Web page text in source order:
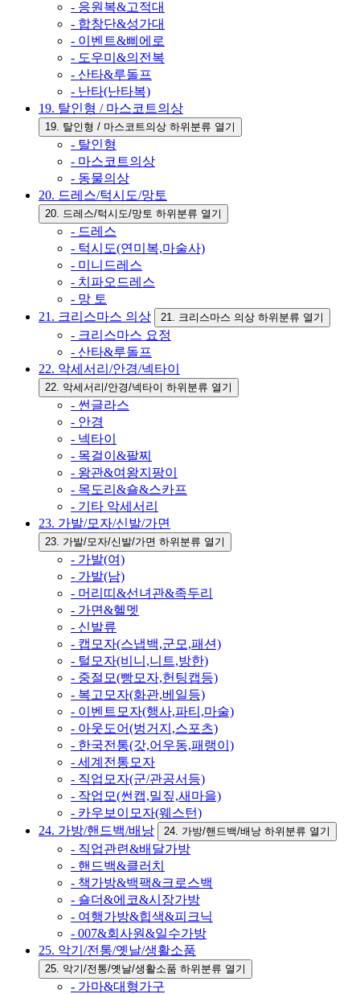
- 응원복&고적대
- 합창단&성가대
- 이벤트&삐에로
- 도우미&의전복
- 산타&루돌프
- 난타(난타복)
19. 탈인형 / 마스코트의상
19. 탈인형 / 마스코트의상 하위분류 열기
- 탈인형
- 마스코트의상
- 동물의상
20. 드레스/턱시도/망토
20. 드레스/턱시도/망토 하위분류 열기
- 드레스
- 턱시도(연미복,마술사)
- 미니드레스
- 치파오드레스
- 망 토
21. 크리스마스 의상
21. 크리스마스 의상 하위분류 열기
- 크리스마스 요정
- 산타&루돌프
22. 악세서리/안경/넥타이
22. 악세서리/안경/넥타이 하위분류 열기
- 썬글라스
- 안경
- 넥타이
- 목걸이&팔찌
- 왕관&여왕지팡이
- 목도리&숄&스카프
- 기타 악세서리
23. 가발/모자/신발/가면
23. 가발/모자/신발/가면 하위분류 열기
- 가발(여)
- 가발(남)
- 머리띠&선녀관&족두리
- 가면&헬멧
- 신발류
- 캡모자(스냅백,군모,패션)
- 털모자(비니,니트,방한)
- 중절모(빵모자,헌팅캡등)
- 복고모자(화관,베일등)
- 이벤트모자(행사,파티,마술)
- 아웃도어(벙거지,스포츠)
- 한국전통(갓,어우동,패랭이)
- 세계전통모자
- 직업모자(군/관공서등)
- 작업모(썬캡,밀짚,새마을)
- 카우보이모자(웨스턴)
24. 가방/핸드백/배낭
24. 가방/핸드백/배낭 하위분류 열기
- 직업관련&배달가방
- 핸드백&클러치
- 책가방&백팩&크로스백
- 숄더&에코&시장가방
- 여행가방&힙색&피크닉
- 007&회사원&일수가방
25. 악기/전통/옛날/생활소품
25. 악기/전통/옛날/생활소품 하위분류 열기
- 가마&대형가구